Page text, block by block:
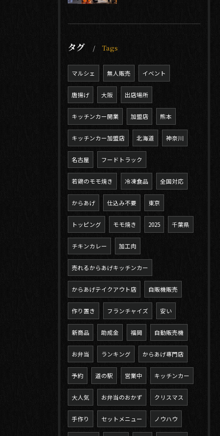
タグ Tags
マルシェ 無人販売 イベント
唐揚げ 大阪 出店場所
キッチンカー開業 加盟店 熊本
キッチンカー加盟店 北海道 神奈川
名古屋 フードトラック
若鶏のモモ焼き 冷凍食品 全国対応
からあげ 仕込み不要 東京
トッピング モモ焼き 2025 千葉県
チキンカレー 加工肉
売れるからあげキッチンカー
からあげテイクアウト店 自販機販売
作り置き フランチャイズ 安い
新商品 助成金 福岡 自動販売機
お弁当 ランキング からあげ専門店
予約 道の駅 営業中 キッチンカー
大人気 お弁当のおかず クリスマス
手作り セットメニュー ノウハウ